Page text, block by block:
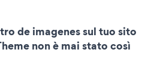
de imagenes sul tuo sito
non è mai stato così